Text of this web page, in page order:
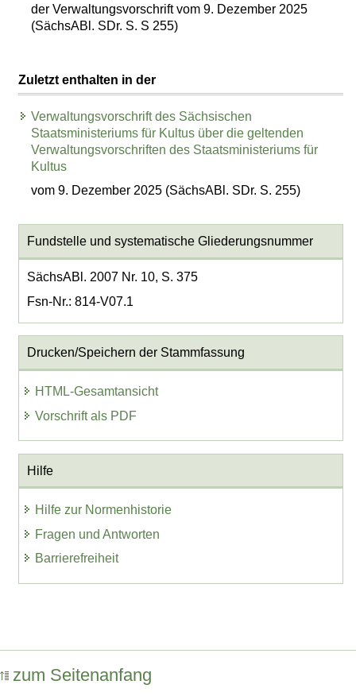
der Verwaltungsvorschrift vom 9. Dezember 2025
(SächsABl. SDr. S. S 255)
Zuletzt enthalten in der
Verwaltungsvorschrift des Sächsischen
Staatsministeriums für Kultus über die geltenden
Verwaltungsvorschriften des Staatsministeriums für
Kultus
vom 9. Dezember 2025 (SächsABl. SDr. S. 255)
Fundstelle und systematische Gliederungsnummer
SächsABl. 2007 Nr. 10, S. 375
Fsn-Nr.: 814-V07.1
Drucken/Speichern der Stammfassung
HTML-Gesamtansicht
Vorschrift als PDF
Hilfe
Hilfe zur Normenhistorie
Fragen und Antworten
Barrierefreiheit
zum Seitenanfang